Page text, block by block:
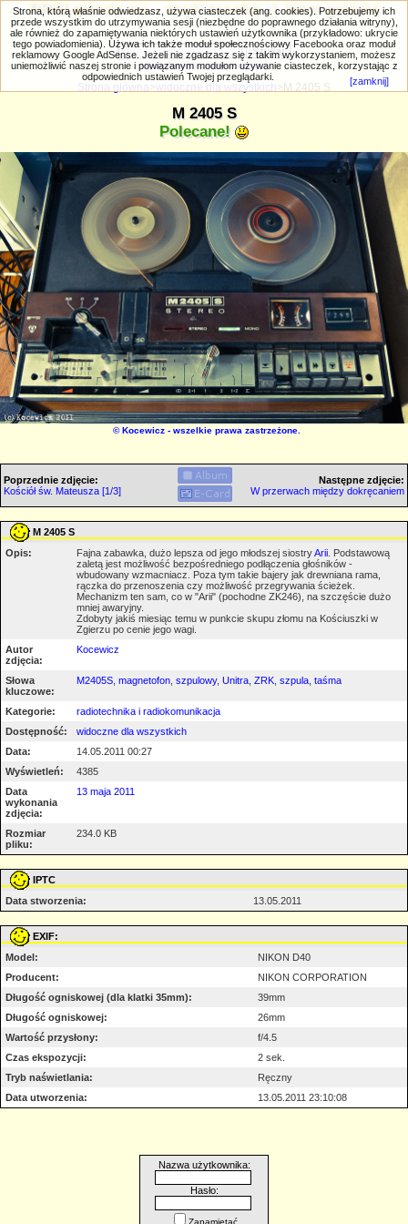
PRIV.gtlodz.eu - czyli trochę ;) inna galeria
Wyszukiwanie zaawansowane
Strona główna widoczne dla wszystkich >M 2405 S
M 2405 S
Polecane!
©Kocewicz - wszelkie prawa zastrzeżone.
Poprzednie zdjęcie:
Kościół św. Mateusza [1/3]
Następne zdjęcie:
W przerwach między dokręcaniem
M 2405 S
Opis:
Fajna zabawka, dużo lepsza od jego młodszej siostryArii . Podstawową
zaletą jest możliwość bezpośredniego podłączenia głośników -
wbudowany wzmacniacz. Poza tym takie bajery jak drewniana rama,
rączka do przenoszenia czy możliwość przegrywania ścieżek.
Mechanizm ten sam, co w "Arii" (pochodne ZK246), na szczęście dużo
mniej awaryjny.
Zdobyty jakiś miesiąc temu w punkcie skupu złomu na Kościuszki w
Zgierzu po cenie jego wagi.
Autor
zdjęcia:
Kocewicz
Słowa
kluczowe:
M2405S magnetofon szpulowy, Unitra ZRK szpula taśma
Kategorie:
radiotechnika i radiokomunikacja
Dostępność:
widoczne dla wszystkich
Data:
14.05.2011 00:27
Wyświetleń:
4385
Data
wykonania
zdjęcia:
13 maja 2011
Rozmiar
pliku:
234.0 KB
IPTC
Data stworzenia:
13.05.2011
EXIF:
Model:
NIKON D40
Producent:
NIKON CORPORATION
Długość ogniskowej (dla klatki 35mm):
39mm
Długość ogniskowej:
26mm
Wartość przysłony:
f/4.5
Czas ekspozycji:
2 sek.
Tryb naświetlania:
Ręczny
Data utworzenia:
13.05.2011 23:10:08
Nazwa użytkownika:
Hasło:
Zapamiętać
Strona, którą właśnie odwiedzasz, używa ciasteczek (ang. cookies). Potrzebujemy ich
przede wszystkim do utrzymywania sesji (niezbędne do poprawnego działania witryny),
ale również do zapamiętywania niektórych ustawień użytkownika (przykładowo: ukrycie
tego powiadomienia). Używa ich także moduł społecznościowy Facebooka oraz moduł
reklamowy Google AdSense. Jeżeli nie zgadzasz się z takim wykorzystaniem, możesz
uniemożliwić naszej stronie i powiązanym modułom używanie ciasteczek, korzystając z
odpowiednich ustawień Twojej przeglądarki.
[zamknij]